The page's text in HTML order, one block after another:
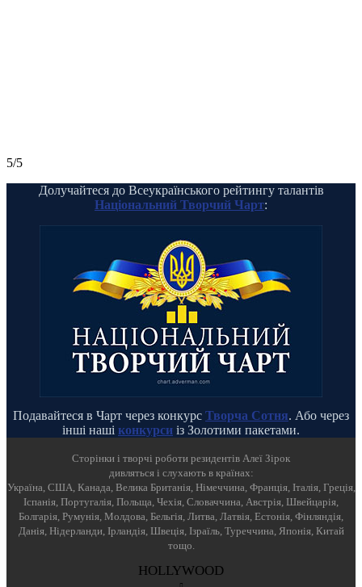
5/5
Долучайтеся до Всеукраїнського рейтингу талантів
Національний Творчий Чарт:
Подавайтеся в Чарт через конкурс Творча Сотня. Або через
інші наші конкурси із Золотими пакетами.
Cторінки і творчі роботи резидентів Алеї Зірок
дивляться і слухають в країнах:
Україна, США, Канада, Велика Британія, Німеччина, Франція, Італія, Греція,
Іспанія, Португалія, Польща, Чехія, Словаччина, Австрія, Швейцарія,
Болгарія, Румунія, Молдова, Бельгія, Литва, Латвія, Естонія, Фінляндія,
Данія, Нідерланди, Ірландія, Швеція, Ізраїль, Туреччина, Японія, Китай
тощо.
HOLLYWOOD